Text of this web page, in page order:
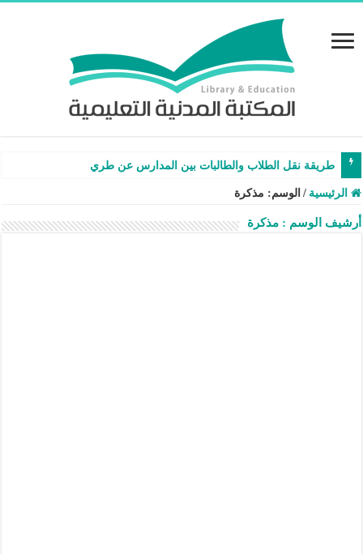
طريقة نقل الطلاب والطالبات بين المدارس عن طريق نظام نور –
الرئيسية / الوسم: مذكرة
أرشيف الوسم :مذكرة